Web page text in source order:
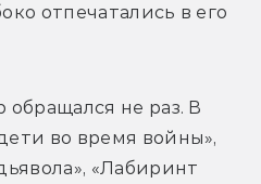
отпечатались в его
обращался не раз. В
во время войны»,
«Лабиринт